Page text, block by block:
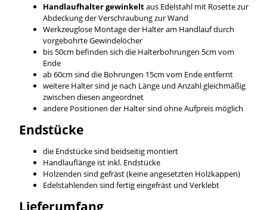
Handlaufhalter gewinkeltaus Edelstahl mit Rosette zur
Abdeckung der Verschraubung zur Wand
Werkzeuglose Montage der Halter am Handlauf durch
vorgebohrte Gewindelöcher
bis 50cm befinden sich die Halterbohrungen 5cm vom
Ende
ab 60cm sind die Bohrungen 15cm vom Ende entfernt
weitere Halter sind je nach Länge und Anzahl gleichmäßig
zwischen diesen angeordnet
andere Positionen der Halter sind ohne Aufpreis möglich
Endstücke
die Endstücke sind beidseitig montiert
Handlauflänge ist inkl. Endstücke
Holzenden sind gefräst (keine angesetzten Holzkappen)
Edelstahlenden sind fertig eingefräst und Verklebt
Lieferumfang